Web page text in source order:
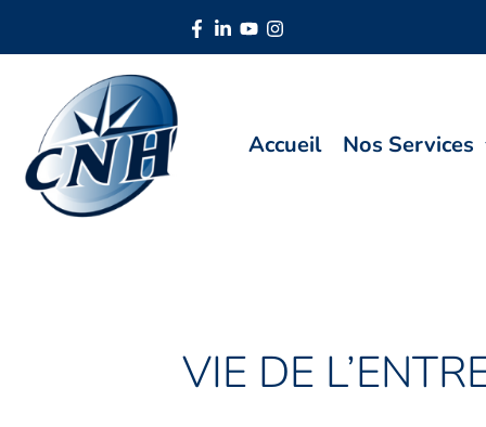
Accueil Nos Services
VIE DE